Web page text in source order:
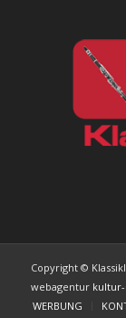
Copyright ©
webagentur
WERBUNG